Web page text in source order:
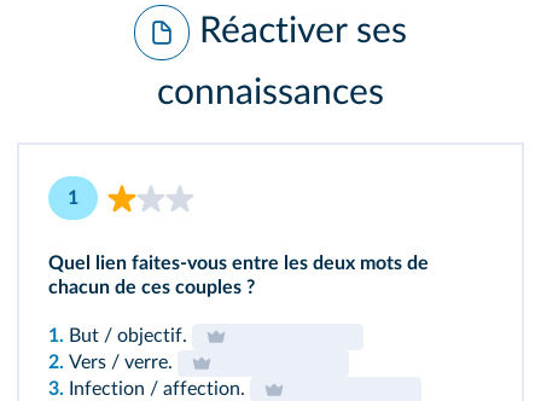
Réactiver ses
connaissances
1
Quel lien faites-vous entre les deux mots de
chacun de ces couples ?
1. But / objectif.
2. Vers / verre.
3.
Infection / affection.